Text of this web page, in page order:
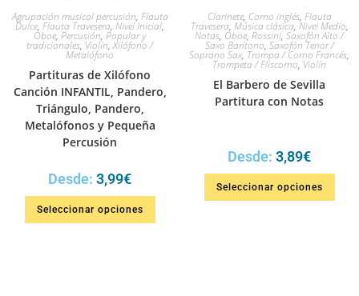
Agrupación musical percusión, Flauta
Dulce, Flauta Travesera, Nivel Inicial,
Oboe, Percusión, Popular y
tradicionales, Violín,Xilófono /
Metalófono
Partituras de Xilófono
Canción INFANTIL, Pandero,
Triángulo, Pandero,
Metalófonos y Pequeña
Percusión
Desde: 3,99€
Seleccionar opciones
Clarinete, Corno inglés, Flauta
Travesera, Música clásica, Nivel Medio,
Notas, Oboe, Rossini, Saxofón Alto /
Saxo Barítono, Saxofón Tenor /
Soprano Sax, Trompa / Corno Francés,
Trompeta / Fliscorno, Violín
El Barbero de Sevilla
Partitura con Notas
Desde: 3,89€
Seleccionar opciones